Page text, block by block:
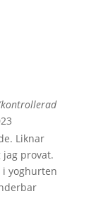
Liknar
provat.
i yoghurten